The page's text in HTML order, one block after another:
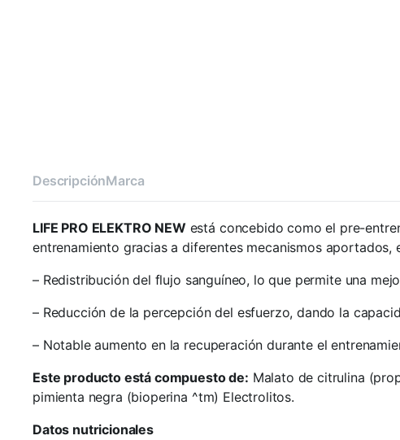
DescripciónMarca
LIFE PRO ELEKTRO NEW está concebido como el pre-
entrenamiento gracias a diferentes mecanismos aportados,
– Redistribución del flujo sanguíneo, lo que permite una
– Reducción de la percepción del esfuerzo, dando la
– Notable aumento en la recuperación durante el
Este producto está compuesto de: Malato de citrulina
pimienta negra (bioperina ^tm) Electrolitos.
Datos nutricionales